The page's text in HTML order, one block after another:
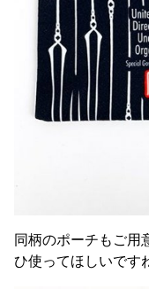
同柄のポーチもご用
ひ使ってほしいです